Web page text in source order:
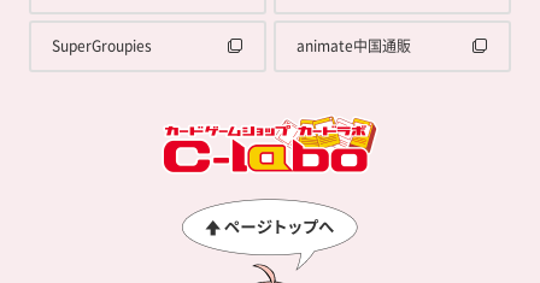
SuperGroupies animate中国通販